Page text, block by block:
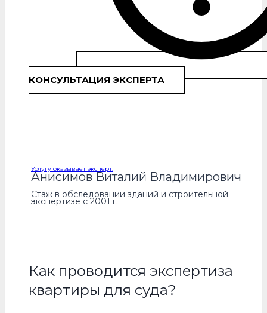
КОНСУЛЬТАЦИЯ ЭКСПЕРТА
Услугу оказывает эксперт:
Анисимов Виталий Владимирович
Стаж в обследовании зданий и строительной
экспертизе с 2001 г.
Как проводится экспертиза
квартиры для суда?